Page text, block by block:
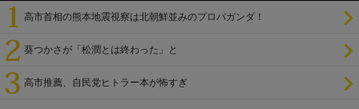
高市首相の熊本地震視察は北朝鮮並みのプロパガンダ！
葵つかさが「松潤とは終わった」と
高市推薦、自民党ヒトラー本が怖すぎ